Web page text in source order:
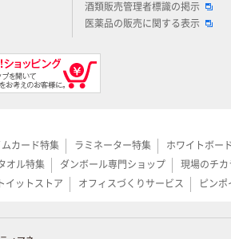
酒類販売管理者標識の掲示
医薬品の販売に関する表示
ムカード特集 ラミネーター特集 ホワイトボー
オル特集 ダンボール専門ショップ 現場のチカ
イットストア オフィスづくりサービス ピンポ